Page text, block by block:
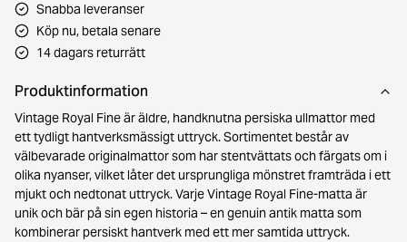
Snabba leveranser
Köp nu, betala senare
14 dagars returrätt
Produktinformation
Vintage Royal Fine är äldre, handknutna persiska ullmattor med
ett tydligt hantverksmässigt uttryck. Sortimentet består av
välbevarade originalmattor som har stentvättats och färgats om i
olika nyanser, vilket låter det ursprungliga mönstret framträda i ett
mjukt och nedtonat uttryck. Varje Vintage Royal Fine-matta är
unik och bär på sin egen historia – en genuin antik matta som
kombinerar persiskt hantverk med ett mer samtida uttryck.